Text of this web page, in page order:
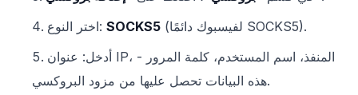
اختر النوع: SOCKS5
(لفيسبوك دائمًا SOCKS5).
أدخل: عنوان IP، المنفذ، اسم المستخدم، كلمة المرور -
هذه البيانات تحصل عليها من مزود البروكسي.